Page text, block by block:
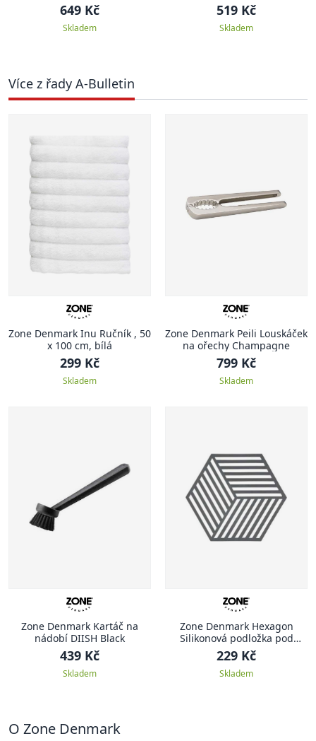
649 Kč
Skladem
519 Kč
Skladem
Více z řady A-Bulletin
Zone Denmark Inu Ručník , 50
x 100 cm, bílá
299 Kč
Skladem
Zone Denmark Peili Louskáček
na ořechy Champagne
799 Kč
Skladem
Zone Denmark Kartáč na
nádobí DIISH Black
439 Kč
Skladem
Zone Denmark Hexagon
Silikonová podložka pod
hrnec 1 ks, tmavě šedá
229 Kč
Skladem
O Zone Denmark